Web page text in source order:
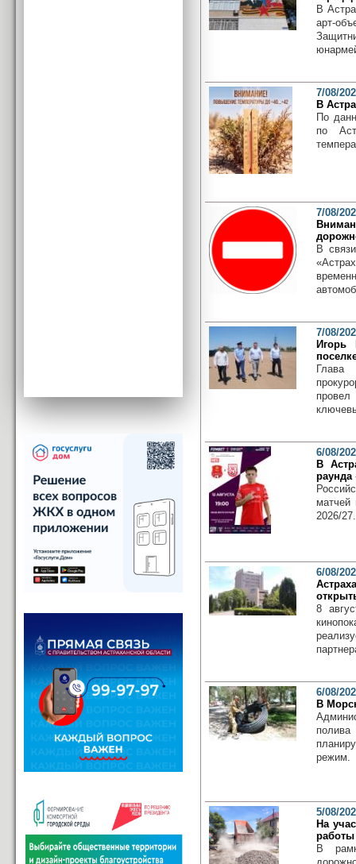
В
арт-
7/08/
В
По
по
7/08/
В
7/08/
Игорь
Глава
6/08/
В
раунда
матчей
2026/
6/08/
8
6/08/
В
режим.
5/08/
На
В